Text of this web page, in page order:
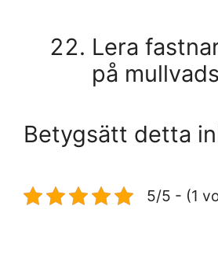
Lera
på
Betygsätt detta
5/5 - (1